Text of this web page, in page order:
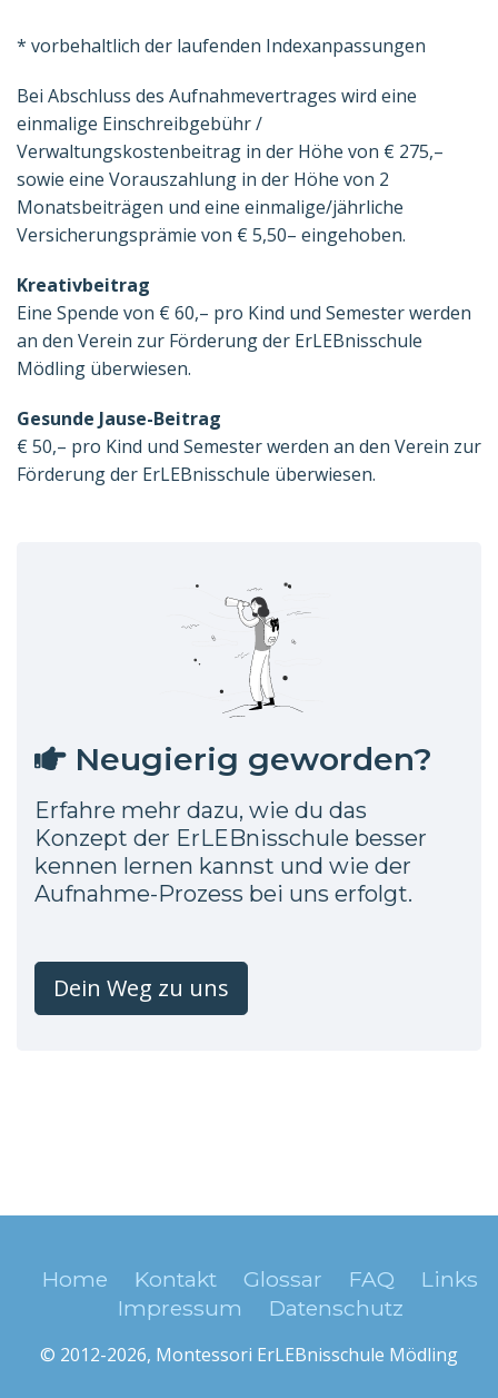
* vorbehaltlich der laufenden Indexanpassungen
Bei Abschluss des Aufnahmevertrages wird eine
einmalige Einschreibgebühr /
Verwaltungskostenbeitrag in der Höhe von € 275,–
sowie eine Vorauszahlung in der Höhe von 2
Monatsbeiträgen und eine einmalige/jährliche
Versicherungsprämie von € 5,50– eingehoben.
Kreativbeitrag
Eine Spende von € 60,– pro Kind und Semester werden
an den Verein zur Förderung der ErLEBnisschule
Mödling überwiesen.
Gesunde Jause-Beitrag
€ 50,– pro Kind und Semester werden an den Verein zur
Förderung der ErLEBnisschule überwiesen.
Neugierig geworden?
Erfahre mehr dazu, wie du das
Konzept der ErLEBnisschule besser
kennen lernen kannst und wie der
Aufnahme-Prozess bei uns erfolgt.
Dein Weg zu uns
Home Kontakt Glossar FAQ
Links
Impressum
Datenschutz
© 2012-2026, Montessori ErLEBnisschule Mödling